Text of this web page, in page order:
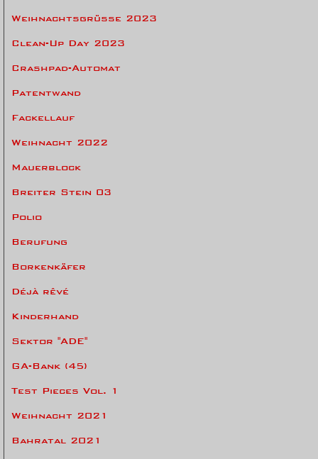
Weihnachtsgrüsse 2023
Clean-Up Day 2023
Crashpad-Automat
Patentwand
Fackellauf
Weihnacht 2022
Mauerblock
Breiter Stein 03
Polio
Berufung
Borkenkäfer
Déjà rêvé
Kinderhand
Sektor "ADE"
GA-Bank (45)
Test Pieces Vol. 1
Weihnacht 2021
Bahratal 2021